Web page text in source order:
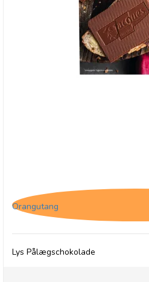
Orangutang
Lys Pålægschokolade